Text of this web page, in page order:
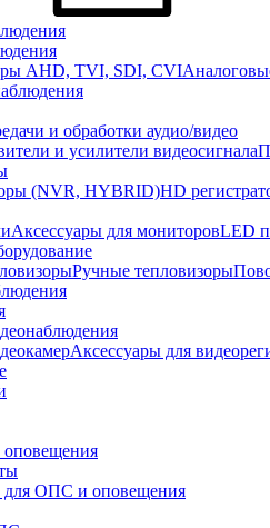
AHD, TVI, SDI, CVI
и обработки аудио/видео
и усилители видеосигнала
(NVR, HYBRID)HD
Аксессуары для мониторовLED
Ручные тепловизоры
Аксессуары для
для ОПС и оповещения